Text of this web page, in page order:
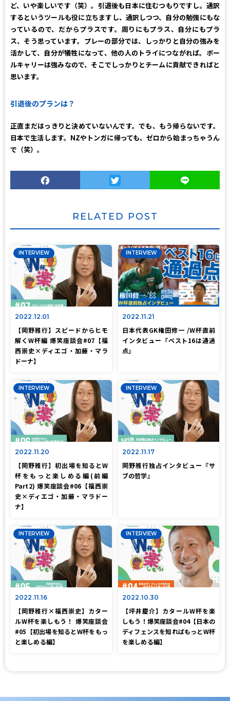
ど、いや楽しいです（笑）。引退後も日本に住むつもりですし。通訳
するというツールも役に立ちますし、通訳しつつ、自分の勉強にもな
っているので、だからプラスです。周りにもプラス、自分にもプラ
ス、そう思っています。プレーの部分では、しっかりと自分の強みを
活かして、自分が犠牲になって、他の人のトライにつながれば。ボー
ルキャリーは強みなので、そこでしっかりとチームに貢献できればと
思います。
引退後のプランは？
正直まだはっきりと決めていないんです。でも、もう帰らないです。
日本で生活します。NZやトンガに帰っても、ゼロから始まっちゃうん
で（笑）。
Twitter
RELATED POST
INTERVIEW
2022.12.01
【岡野雅行】スピードからヒモ
解くW杯編 爆笑座談会#07【福
西崇史×ディエゴ・加藤・マラ
ドーナ】
INTERVIEW
2022.11.21
日本代表GK権田修一 /W杯直前
インタビュー『ベスト16は通過
点』
INTERVIEW
2022.11.20
【岡野雅行】初出場を知るとW
杯をもっと楽しめる編(前編
Part2) 爆笑座談会#06【福西崇
史×ディエゴ・加藤・マラドー
ナ】
INTERVIEW
2022.11.17
岡野雅行独占インタビュー『サ
ブの哲学』
INTERVIEW
2022.11.16
【岡野雅行×福西崇史】カター
ルW杯を楽しもう！ 爆笑座談会
#05【初出場を知るとW杯をもっ
と楽しめる編】
INTERVIEW
2022.10.30
【坪井慶介】カタールW杯を楽
しもう！爆笑座談会#04【日本の
ディフェンスを知ればもっとW杯
を楽しめる編】